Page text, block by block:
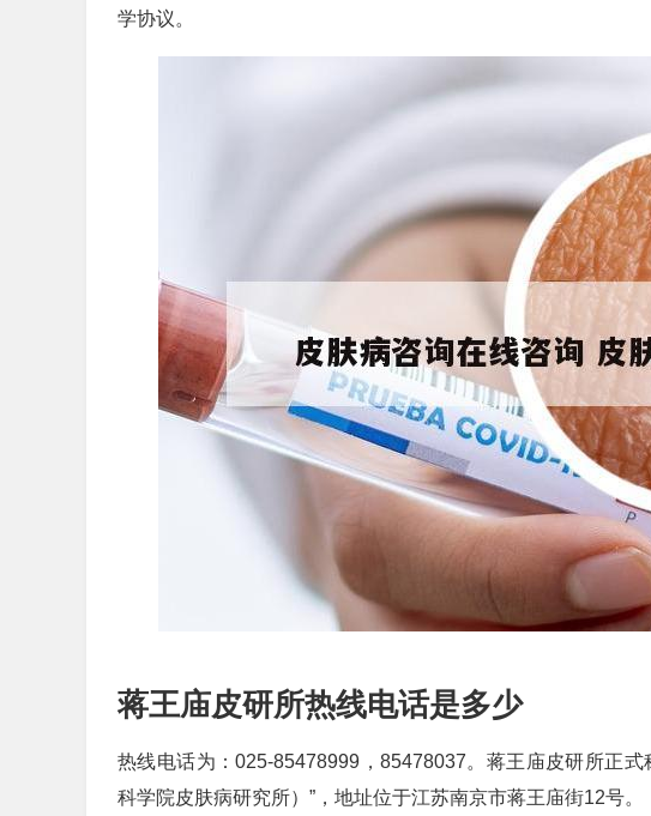
学协议。
蒋王庙皮研所热线电话是多少
热线电话为：025-85478999，85478037。蒋王庙皮研所正
科学院皮肤病研究所）”，地址位于江苏南京市蒋王庙街12号。